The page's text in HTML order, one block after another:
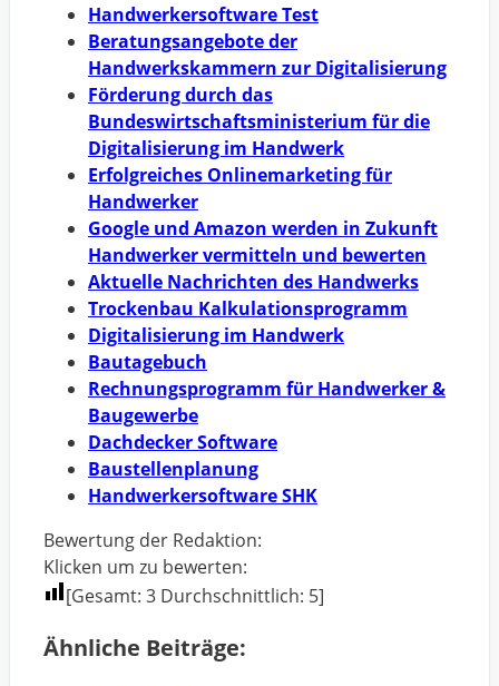
Handwerkersoftware Test
Beratungsangebote der
Handwerkskammern zur Digitalisierung
Förderung durch das
Bundeswirtschaftsministerium für die
Digitalisierung im Handwerk
Erfolgreiches Onlinemarketing für
Handwerker
Google und Amazon werden in Zukunft
Handwerker vermitteln und bewerten
Aktuelle Nachrichten des Handwerks
Trockenbau Kalkulationsprogramm
Digitalisierung im Handwerk
Bautagebuch
Rechnungsprogramm für Handwerker &
Baugewerbe
Dachdecker Software
Baustellenplanung
Handwerkersoftware SHK
Bewertung der Redaktion:
Klicken um zu bewerten:
[Gesamt: 3 Durchschnittlich: 5]
Ähnliche Beiträge: